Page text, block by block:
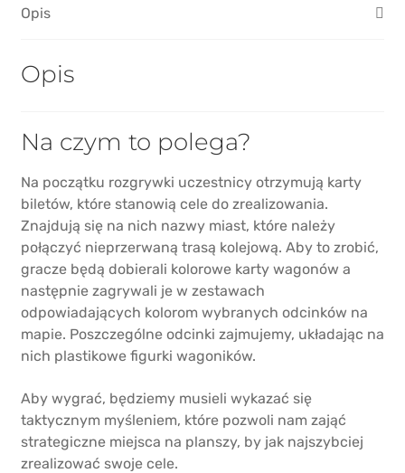
Europa
Opis
Opis
Na czym to polega?
Na początku rozgrywki uczestnicy otrzymują karty
biletów, które stanowią cele do zrealizowania.
Znajdują się na nich nazwy miast, które należy
połączyć nieprzerwaną trasą kolejową. Aby to zrobić,
gracze będą dobierali kolorowe karty wagonów a
następnie zagrywali je w zestawach
odpowiadających kolorom wybranych odcinków na
mapie. Poszczególne odcinki zajmujemy, układając na
nich plastikowe figurki wagoników.
Aby wygrać, będziemy musieli wykazać się
taktycznym myśleniem, które pozwoli nam zająć
strategiczne miejsca na planszy, by jak najszybciej
zrealizować swoje cele.